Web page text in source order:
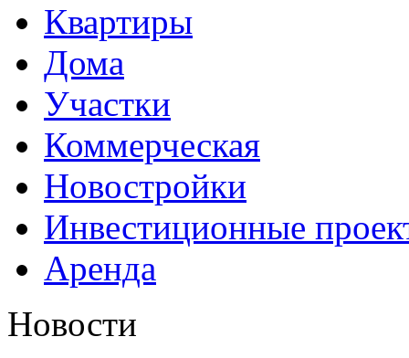
Квартиры
Дома
Участки
Коммерческая
Новостройки
Инвестиционные
Аренда
Новости